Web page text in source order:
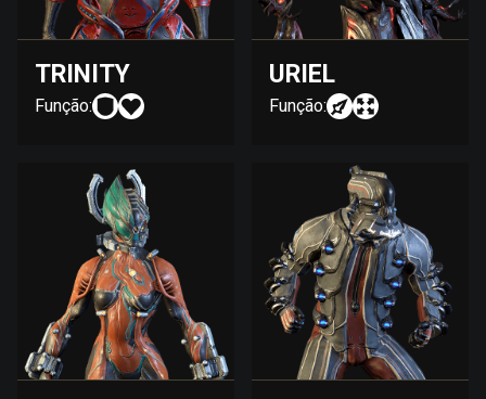
TRINITY
Função:
URIEL
Função: